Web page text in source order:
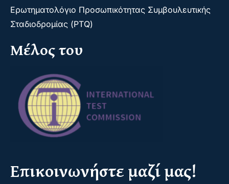
Ερωτηματολόγιο Προσωπικότητας Συμβουλευτικής
Σταδιοδρομίας (PTQ)
Μέλος του
Επικοινωνήστε μαζί μας!